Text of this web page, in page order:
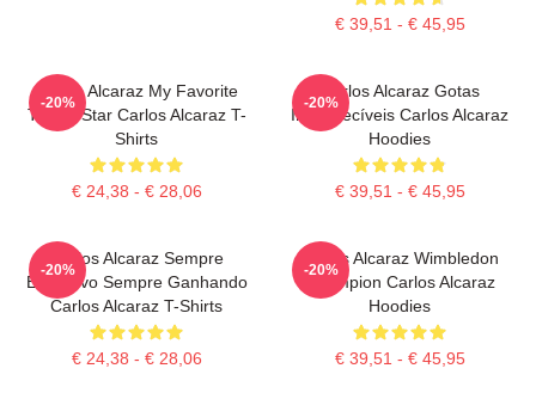
€ 39,51 - € 45,95
Carlos Alcaraz My Favorite
Tennis Star Carlos Alcaraz T-
Shirts
€ 24,38 - € 28,06
-20%
Carlos Alcaraz Gotas
Inesquecíveis Carlos Alcaraz
Hoodies
€ 39,51 - € 45,95
-20%
Carlos Alcaraz Sempre
Explosivo Sempre Ganhando
Carlos Alcaraz T-Shirts
€ 24,38 - € 28,06
-20%
Carlos Alcaraz Wimbledon
Champion Carlos Alcaraz
Hoodies
€ 39,51 - € 45,95
-20%